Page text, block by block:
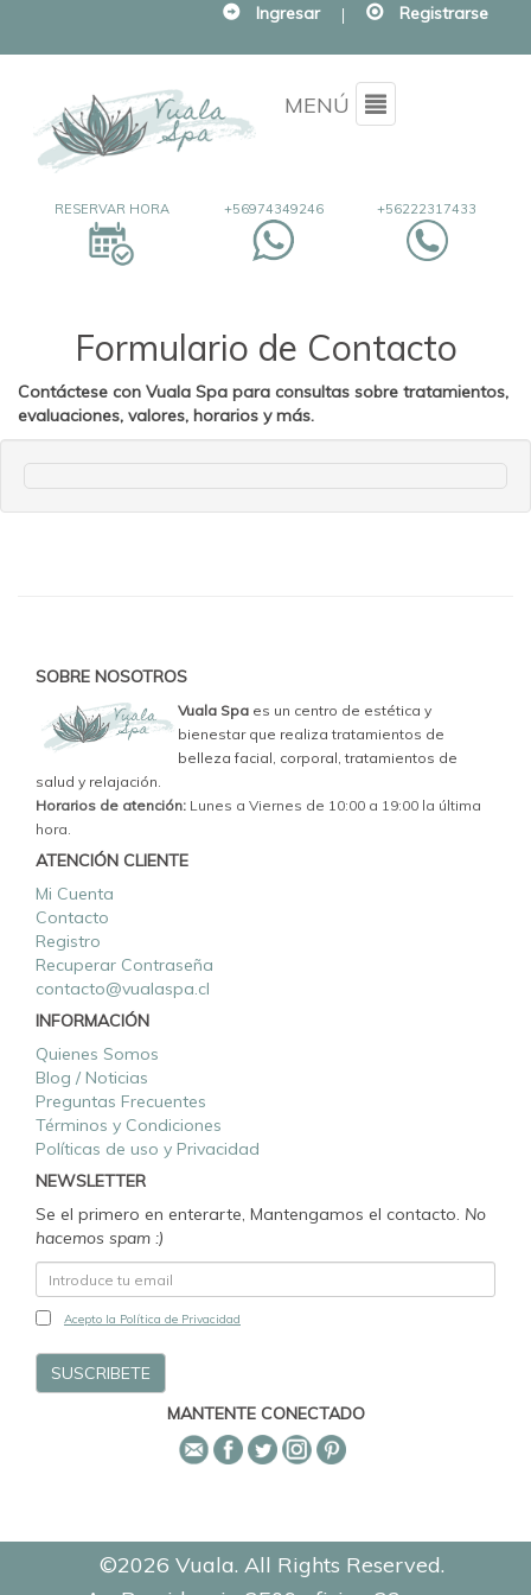
Ingresar | Registrarse
MENÚ Menu
+56222317433
+56974349246
RESERVAR HORA
Formulario de Contacto
Contáctese con Vuala Spa para consultas sobre tratamientos,
evaluaciones, valores, horarios y más.
SOBRE NOSOTROS
Vuala Spa es un centro de estética y
bienestar que realiza tratamientos de
belleza facial, corporal, tratamientos de
salud y relajación.
Horarios de atención: Lunes a Viernes de 10:00 a 19:00 la última
hora.
ATENCIÓN CLIENTE
Mi Cuenta
Contacto
Registro
Recuperar Contraseña
contacto@vualaspa.cl
INFORMACIÓN
Quienes Somos
Blog / Noticias
Preguntas Frecuentes
Términos y Condiciones
Políticas de uso y Privacidad
NEWSLETTER
Se el primero en enterarte, Mantengamos el contacto. No
hacemos spam :)
Acepto la Política de Privacidad
MANTENTE CONECTADO
©2026 Vuala. All Rights Reserved.